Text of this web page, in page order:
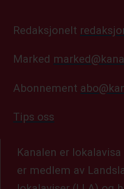
Redaksjonelt
Marked
Abonnement
Tips oss
Kanalen er
er medlem av